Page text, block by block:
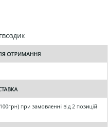
ОТРИМАННЯ
при замовленні від 2 позицій